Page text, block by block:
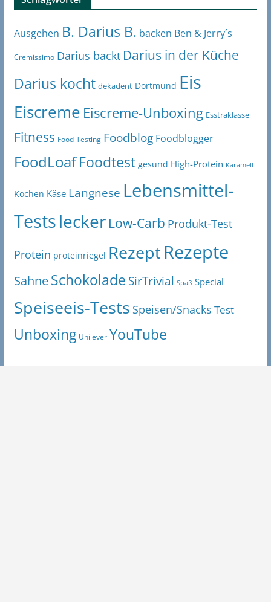
Ausgehen B. Darius B. backen Ben & Jerry´s
Cremissimo Darius backt Darius in der Küche
Darius kocht dekadent Dortmund Eis
Eiscreme Eiscreme-Unboxing Esstraklasse
Fitness Food-Testing Foodblog Foodblogger
FoodLoaf Foodtest gesund High-Protein Karamell
Kochen Käse Langnese Lebensmittel-
Testslecker Low-Carb Produkt-Test
Protein proteinriegel RezeptRezepte
SahneSchokolade SirTrivial Spaß Special
Speiseeis-Tests Speisen/Snacks Test
Unboxing Unilever YouTube